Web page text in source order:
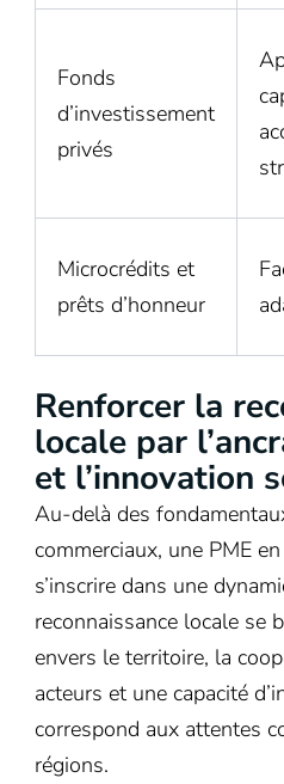
Fonds
d’investissement
privés
Microcrédits et
prêts d’honneur
Renforcer la
locale par
et l’innovation
Au-delà des
commerciaux, une PME
s’inscrire dans une
reconnaissance locale se
envers le territoire, la
acteurs et une capacité
correspond aux attentes
régions.